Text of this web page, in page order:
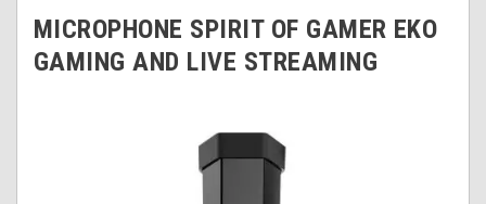
MICROPHONE SPIRIT OF GAMER EKO
GAMING AND LIVE STREAMING